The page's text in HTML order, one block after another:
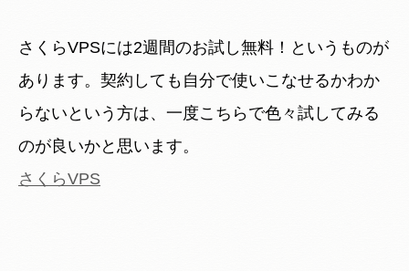
さくらVPSには2週間のお試し無料！というものが
あります。契約しても自分で使いこなせるかわか
らないという方は、一度こちらで色々試してみる
のが良いかと思います。
さくらVPS